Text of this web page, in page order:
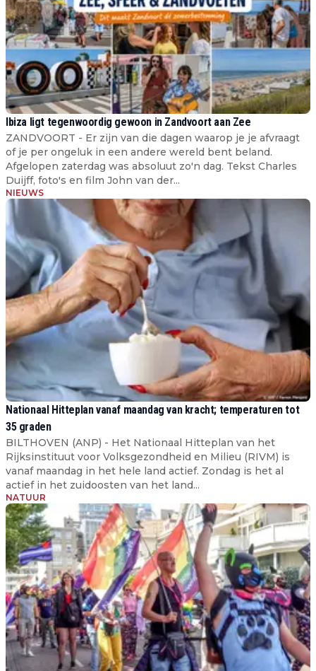
Ibiza ligt tegenwoordig gewoon in Zandvoort aan Zee
ZANDVOORT - Er zijn van die dagen waarop je je afvraagt
of je per ongeluk in een andere wereld bent beland.
Afgelopen zaterdag was absoluut zo'n dag. Tekst Charles
Duijff, foto's en film John van der...
NIEUWS
Nationaal Hitteplan vanaf maandag van kracht; temperaturen tot
35 graden
BILTHOVEN (ANP) - Het Nationaal Hitteplan van het
Rijksinstituut voor Volksgezondheid en Milieu (RIVM) is
vanaf maandag in het hele land actief. Zondag is het al
actief in het zuidoosten van het land...
NATUUR